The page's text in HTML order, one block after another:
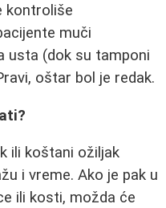
kontroliše
muči
usta (dok su tamponi
oštar bol je redak.
ili koštani ožiljak
i vreme. Ako je pak u
ili kosti, možda će